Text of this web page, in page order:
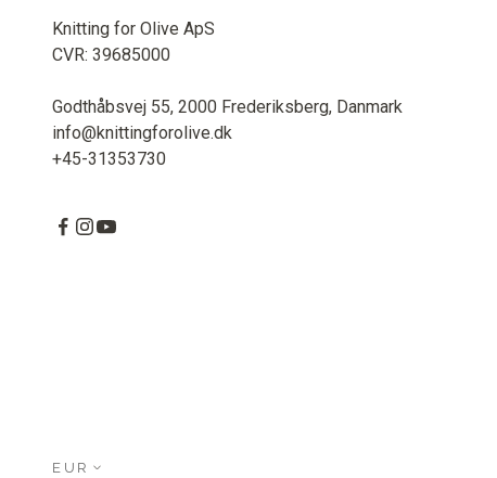
Knitting for Olive ApS
CVR: 39685000
Godthåbsvej 55, 2000 Frederiksberg, Danmark
info@knittingforolive.dk
+45-31353730
EUR